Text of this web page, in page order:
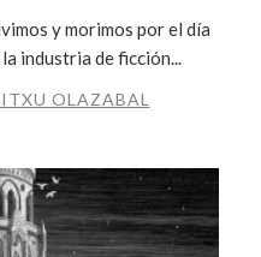
y morimos por el día
industria de ficción...
OLAZABAL